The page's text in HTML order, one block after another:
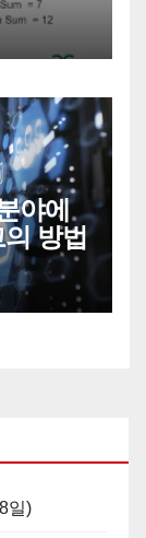
야에
방법
일)